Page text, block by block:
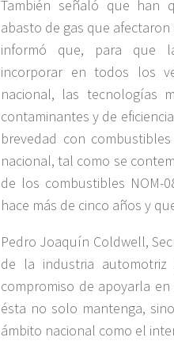
También señaló que han
abasto de gas que
informó que, para que
incorporar en todos los
nacional, las tecnologías
contaminantes y de
brevedad con
nacional, tal como se
de los combustibles NOM-
hace más de cinco años y
Pedro Joaquín Coldwell,
de la industria
compromiso de apoyarla
ésta no solo mantenga,
ámbito nacional como el